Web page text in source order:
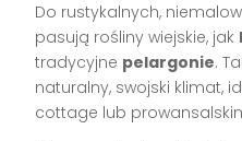
Do rustykalnych,
pasują rośliny wiejskie, jak
tradycyjne pelargonie.
naturalny, swojski klimat,
cottage lub